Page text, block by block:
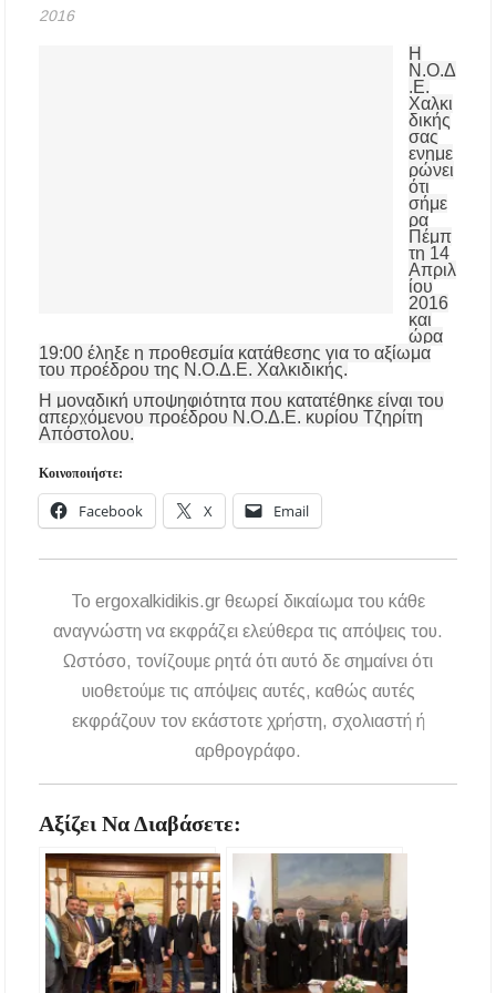
Συναυλία στο Γυμνάσιο Νέου Μαρμαρά
Έως 30.000 ευρώ επιδότηση για αγορά
ηλεκτρικού οχήματος – Ποιοι είναι οι
δικαιούχοι
Κυνήγι 2026-2027: Πότε ανοίγει η κυνηγετική
περίοδος και πόσο κοστίζει η άδεια θήρας
Χαλκιδική: Διάσωση 49χρονης Γερμανίδας σε
δύσβατο σημείο στη Συκιά
Έλεγχοι σε παραλίες της Χαλκιδικής:
Σφραγίστηκαν πέντε επιχειρήσεις στην
Κασσάνδρα
Χαλκιδική: Νεκρός 68χρονος λουόμενος στην
Χαλκιδική: Πρωταθλήτρια στις καταγγελίες
για παραλίες – Σφραγίσεις και πρόστιμα μετά
τους ελέγχους
Εγκρίθηκε η λειτουργία τμήματος της Σ.Α.Ε.Κ.
Μουδανιών στον Πολύγυρο– Δικαίωση της
διεκδίκησης του Δήμου Πολυγύρου
2016
Η
Ν.Ο.Δ
.Ε.
Χαλκι
δικής
σας
ενημε
ρώνει
ότι
σήμε
ρα
Πέμπ
τη 14
Απριλ
ίου
2016
και
ώρα
19:00 έληξε η προθεσμία κατάθεσης για το αξίωμα
του προέδρου της Ν.Ο.Δ.Ε. Χαλκιδικής.
Η μοναδική υποψηφιότητα που κατατέθηκε είναι του
απερχόμενου προέδρου Ν.Ο.Δ.Ε. κυρίου Τζηρίτη
Απόστολου.
Κοινοποιήστε:
Facebook X Email
To ergoxalkidikis.gr θεωρεί δικαίωμα του κάθε
αναγνώστη να εκφράζει ελεύθερα τις απόψεις του.
Ωστόσο, τονίζουμε ρητά ότι αυτό δε σημαίνει ότι
υιοθετούμε τις απόψεις αυτές, καθώς αυτές
εκφράζουν τον εκάστοτε χρήστη, σχολιαστή ή
αρθρογράφο.
Αξίζει Να Διαβάσετε: